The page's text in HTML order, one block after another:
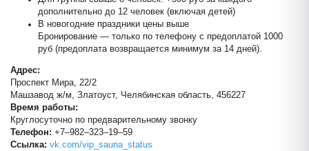
дополнительно до 12 человек (включая детей)
В новогодние праздники цены выше
Бронирование — только по телефону с предоплатой 1000
руб (предоплата возвращается минимум за 14 дней).
Адрес:
Проспект Мира, 22/2
Машзавод ж/м, Златоуст, Челябинская область, 456227
Время работы:
Круглосуточно по предварительному звонку
Телефон: +7‒982‒323‒19‒59
Ссылка: vk.com/vip_sauna_status